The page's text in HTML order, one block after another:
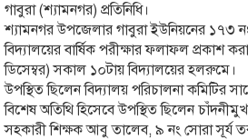
গাবুরা (শ্যামনগর) প্রতিনিধি।
শ্যামনগর উপজেলার গাবুরা ইউনিয়নের ১৭৩
বিদ্যালয়ের বার্ষিক পরীক্ষার ফলাফল প্রকাশ
ডিসেম্বর) সকাল ১০টায় বিদ্যালয়ের হলরুমে।
উপস্থিত ছিলেন বিদ্যালয় পরিচালনা কমিটির
বিশেষ অতিথি হিসেবে উপস্থিত ছিলেন
সহকারী শিক্ষক আবু তালেব, ৯ নং সোরা